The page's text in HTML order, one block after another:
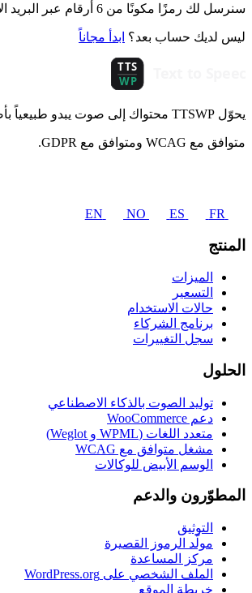
سنرسل لك رمزًا مكونًا من 6 أرقام عبر البريد الإلكتروني. لا حاجة لكلمة مرور.
ليس لديك حساب بعد؟ ابدأ مجاناً
يحوّل TTSWP محتواك إلى صوت يبدو طبيعياً بأصوات ElevenLabs.
متوافق مع WCAG ومتوافق مع GDPR.
EN
NO ES FR
المنتج
الميزات
التسعير
حالات الاستخدام
برنامج الشركاء
سجل التغييرات
الحلول
توليد الصوت بالذكاء الاصطناعي
دعم WooCommerce
متعدد اللغات (WPML و Weglot)
مشغل متوافق مع WCAG
الوسم الأبيض للوكالات
المطوّرون والدعم
التوثيق
مولّد الرموز القصيرة
مركز المساعدة
الملف الشخصي على WordPress.org
خريطة الموقع